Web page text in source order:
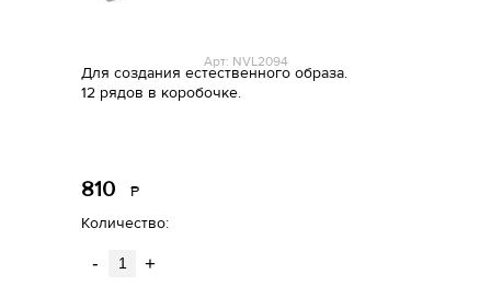
Арт: NVL2094
Для создания естественного образа.
12 рядов в коробочке.
810 Р
Количество:
- +